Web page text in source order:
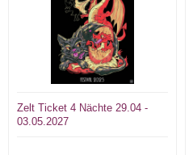
Zelt Ticket 4 Nächte 29.04 -
03.05.2027